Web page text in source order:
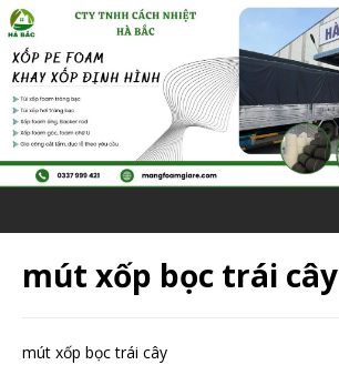
mút xốp bọc trái cây
mút xốp bọc trái cây